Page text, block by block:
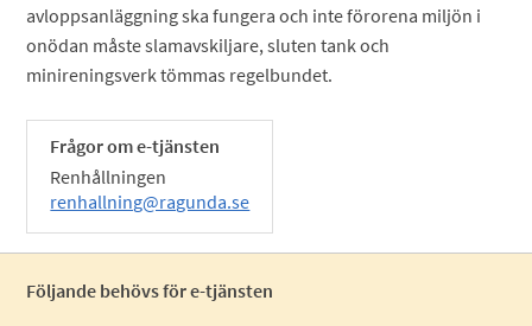
avloppsanläggning ska fungera och inte förorena miljön i
onödan måste slamavskiljare, sluten tank och
minireningsverk tömmas regelbundet.
Frågor om e-tjänsten
Renhållningen
renhallning@ragunda.se
Följande behövs för e-tjänsten